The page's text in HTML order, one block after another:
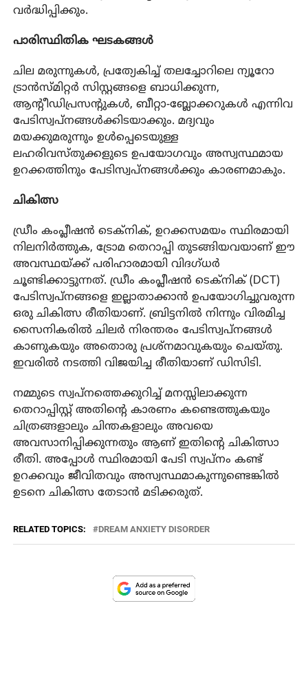
വർദ്ധിപ്പിക്കും.
പാരിസ്ഥിതിക ഘടകങ്ങൾ
ചില മരുന്നുകൾ, പ്രത്യേകിച്ച് തലച്ചോറിലെ ന്യൂറോ
ട്രാൻസ്മിറ്റർ സിസ്റ്റങ്ങളെ ബാധിക്കുന്ന,
ആൻ്റീഡിപ്രസൻ്റുകൾ, ബീറ്റാ-ബ്ലോക്കറുകൾ എന്നിവ
പേടിസ്വപ്നങ്ങൾക്കിടയാക്കും. മദ്യവും
മയക്കുമരുന്നും ഉൾപ്പെടെയുള്ള
ലഹരിവസ്തുക്കളുടെ ഉപയോഗവും അസ്വസ്ഥമായ
ഉറക്കത്തിനും പേടിസ്വപ്നങ്ങൾക്കും കാരണമാകും.
ചികിത്സ
ഡ്രീം കംപ്ലീഷൻ ടെക്‌നിക്, ഉറക്കസമയം സ്ഥിരമായി
നിലനിർത്തുക, ട്രോമ തെറാപ്പി തുടങ്ങിയവയാണ് ഈ
അവസ്ഥയ്ക്ക് പരിഹാരമായി വിദഗ്ധർ
ചൂണ്ടിക്കാട്ടുന്നത്. ഡ്രീം കംപ്ലീഷൻ ടെക്നിക് (DCT)
പേടിസ്വപ്നങ്ങളെ ഇല്ലാതാക്കാൻ ഉപയോഗിച്ചുവരുന്ന
ഒരു ചികിത്സ രീതിയാണ്. ബ്രിട്ടനിൽ നിന്നും വിരമിച്ച
സൈനികരിൽ ചിലർ നിരന്തരം പേടിസ്വപ്നങ്ങൾ
കാണുകയും അതൊരു പ്രശ്നമാവുകയും ചെയ്തു.
ഇവരിൽ നടത്തി വിജയിച്ച രീതിയാണ് ഡിസിടി.
നമ്മുടെ സ്വപ്നത്തെക്കുറിച്ച് മനസ്സിലാക്കുന്ന
തെറാപ്പിസ്റ്റ് അതിന്റെ കാരണം കണ്ടെത്തുകയും
ചിത്രങ്ങളാലും ചിന്തകളാലും അവയെ
അവസാനിപ്പിക്കുന്നതും ആണ് ഇതിന്റെ ചികിത്സാ
രീതി. അപ്പോൾ സ്ഥിരമായി പേടി സ്വപ്നം കണ്ട്
ഉറക്കവും ജീവിതവും അസ്വസ്ഥമാകുന്നുണ്ടെങ്കിൽ
ഉടനെ ചികിത്സ തേടാൻ മടിക്കരുത്.
RELATED TOPICS: DREAM ANXIETY DISORDER